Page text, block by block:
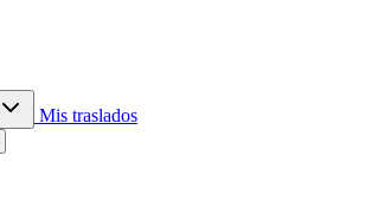
Mis traslados